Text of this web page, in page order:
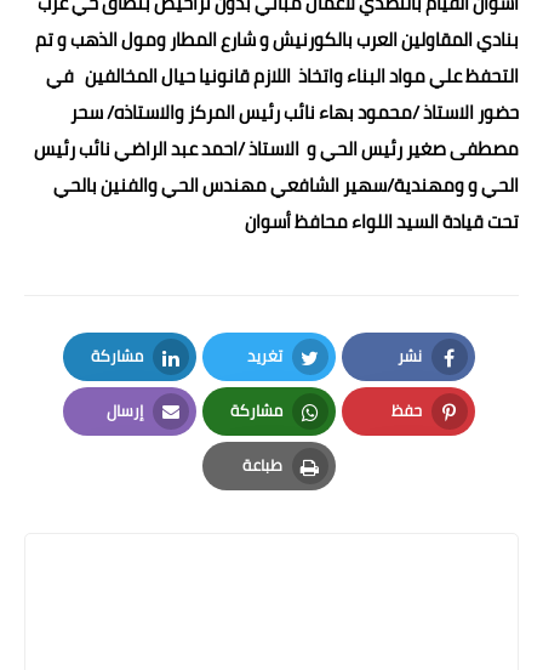
بنادي المقاولين العرب بالكورنيش و شارع المطار ومول الذهب و تم
التحفظ علي مواد البناء واتخاذ اللازم قانونيا حيال المخالفين في
حضور الاستاذ /محمود بهاء نائب رئيس المركز والاستاذه/ سحر
مصطفى صغير رئيس الحي و الاستاذ /احمد عبد الراضي نائب رئيس
الحي و ومهندية/سهير الشافعي مهندس الحي والفنين بالحي
تحت قيادة السيد اللواء محافظ أسوان
نشر
Facebook
تغريد
Twitter
مشاركة
LinkedIn
حفظ
Pinterest
مشاركة
Whatsapp
إرسال
Email
طباعة
Print